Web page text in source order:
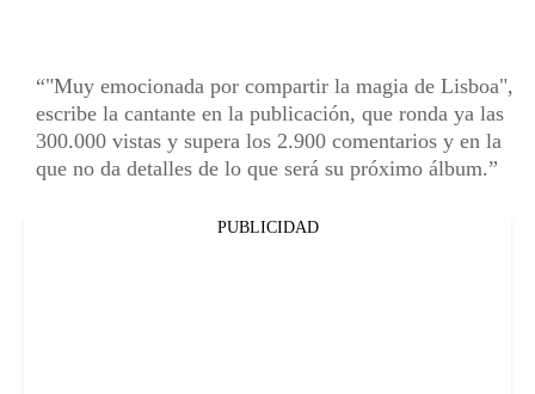
"Muy emocionada por compartir la magia de Lisboa",
escribe la cantante en la publicación, que ronda ya las
300.000 vistas y supera los 2.900 comentarios y en la
que no da detalles de lo que será su próximo álbum.
PUBLICIDAD